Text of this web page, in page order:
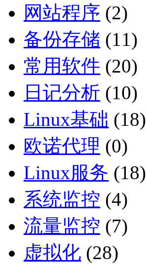
网站程序 (2)
备份存储 (11)
常用软件 (20)
日记分析 (10)
Linux基础 (18)
欧诺代理 (0)
Linux服务 (18)
系统监控 (4)
流量监控 (7)
虚拟化 (28)